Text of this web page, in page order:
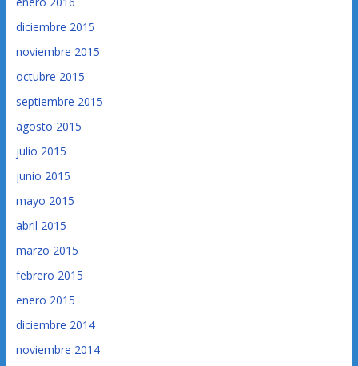
diciembre 2015
noviembre 2015
octubre 2015
septiembre 2015
agosto 2015
julio 2015
junio 2015
mayo 2015
abril 2015
marzo 2015
febrero 2015
enero 2015
diciembre 2014
noviembre 2014